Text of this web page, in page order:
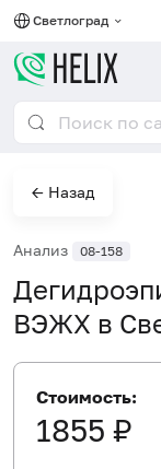
Светлоград
← Назад
Анализ 08-158
ВЭЖХ в
Стоимость:
1855 ₽